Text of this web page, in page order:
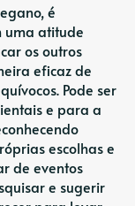
é
uma atitude
os outros
eficaz de
Pode ser
e para a
escolhas e
de eventos
e sugerir